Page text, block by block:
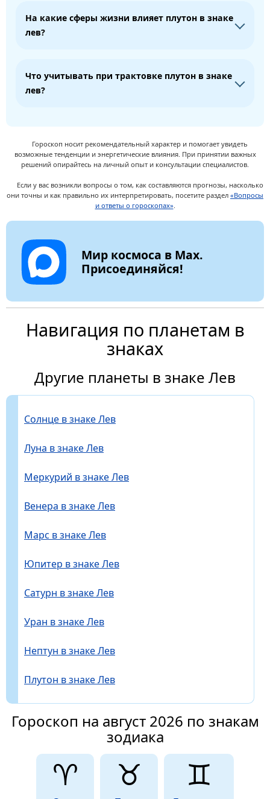
На какие сферы жизни влияет плутон в знаке
лев?
Что учитывать при трактовке плутон в знаке
лев?
Гороскоп носит рекомендательный характер и помогает увидеть
возможные тенденции и энергетические влияния. При принятии важных
решений опирайтесь на личный опыт и консультации специалистов.
Если у вас возникли вопросы о том, как составляются прогнозы, насколько
они точны и как правильно их интерпретировать, посетите раздел «Вопросы
и ответы о гороскопах»
Мир космоса в Max.
Присоединяйся!
Навигация по планетам в
знаках
Другие планеты в знаке Лев
Солнце в знаке Лев
Луна в знаке Лев
Меркурий в знаке Лев
Венера в знаке Лев
Марс в знаке Лев
Юпитер в знаке Лев
Сатурн в знаке Лев
Уран в знаке Лев
Нептун в знаке Лев
Плутон в знаке Лев
Гороскоп на август 2026 по знакам
зодиака
♈ ♉ ♊